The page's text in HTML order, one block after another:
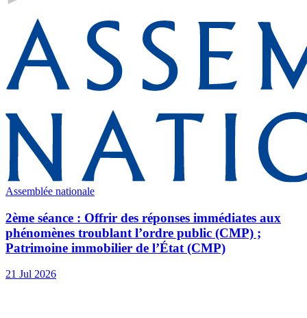
Assemblée nationale
2ème séance : Offrir des réponses immédiates aux
phénomènes troublant l’ordre public (CMP) ;
Patrimoine immobilier de l’État (CMP)
21 Jul 2026